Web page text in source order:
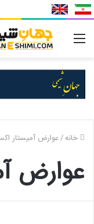
خانه/عوارض آمیستار
عوارض